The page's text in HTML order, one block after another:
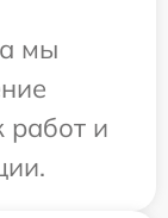
мы
работ и